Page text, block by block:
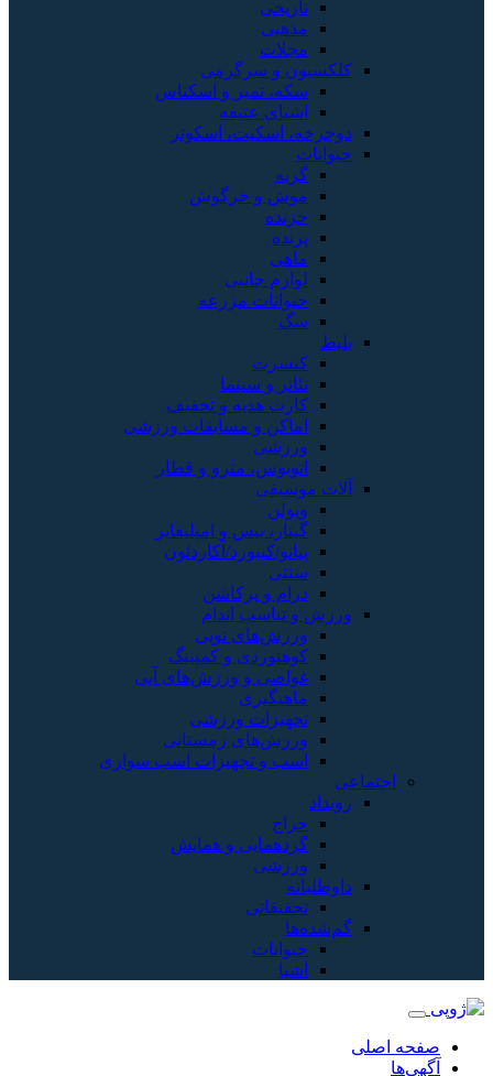
تاریخی
مذهبی
مجلات
کلکسیون و سرگرمی
سکه، تمبر و اسکناس
اشیای عتیقه
دوچرخه، اسکیت، اسکوتر
حیوانات
گربه
موش و خرگوش
خزنده
پرنده
ماهی
لوازم جانبی
حیوانات مزرعه
سگ
بلیط
کنسرت
تئاتر و سینما
کارت هدیه و تخفیف
اماکن و مسابقات ورزشی
ورزشی
اتوبوس، مترو و قطار
آلات موسیقی
ویولن
گیتار، بیس و امپلیفایر
پیانو/کیبورد/آکاردئون
سنتی
درام و پرکاشن
ورزش و تناسب اندام
ورزش‌های توپی
کوهنوردی و کمپینگ
غواصی و ورزش‌های آبی
ماهیگیری
تجهیزات ورزشی
ورزش‌های زمستانی
اسب و تجهیزات اسب سواری
اجتماعی
رویداد
حراج
گردهمایی و همایش
ورزشی
داوطلبانه
تحقیقاتی
گم‌شده‌ها
حیوانات
اشیا
صفحه اصلی
آگهی‌ها